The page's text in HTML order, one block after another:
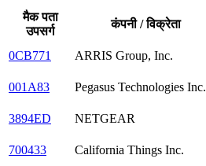
मैक पता
उपसर्ग
कंपनी / विक्रेता
0CB771 ARRIS Group, Inc.
001A83
Pegasus Technologies Inc.
3894ED
NETGEAR
700433
California Things Inc.